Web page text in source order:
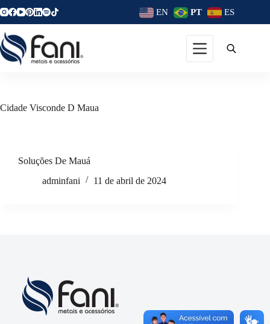
EN PT ES
Cidade Visconde D Maua
Soluções De Mauá
adminfani
11 de abril de 2024